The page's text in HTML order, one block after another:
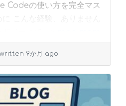
Codeの使い方を完全マス
こんな経験、ありません
written 9か月 ago